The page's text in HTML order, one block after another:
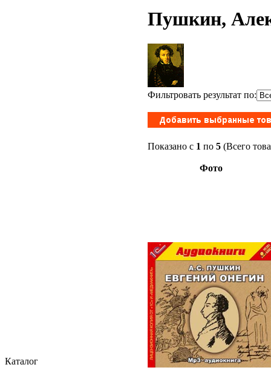
Каталог
Пушкин,
Фильтровать результат по:
Показано с 1 по 5 (Всего
Фото